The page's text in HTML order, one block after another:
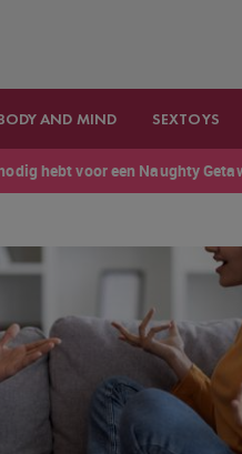
AND MIND SEXTOYS
hebt voor een Naughty